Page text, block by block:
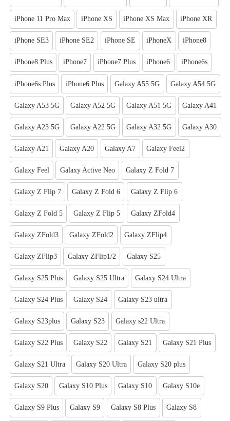
iPhone 11 Pro Max iPhone XS iPhone XS Max iPhone XR
iPhone SE3 iPhone SE2 iPhone SE iPhoneX iPhone8
iPhone8 Plus iPhone7 iPhone7 Plus iPhone6 iPhone6s
iPhone6s Plus iPhone6 Plus Galaxy A55 5G Galaxy A54 5G
Galaxy A53 5G Galaxy A52 5G Galaxy A51 5G Galaxy A41
Galaxy A23 5G Galaxy A22 5G Galaxy A32 5G Galaxy A30
Galaxy A21 Galaxy A20 Galaxy A7 Galaxy Feel2
Galaxy Feel Galaxy Active Neo Galaxy Z Fold 7
Galaxy Z Flip 7 Galaxy Z Fold 6 Galaxy Z Flip 6
Galaxy Z Fold 5 Galaxy Z Flip 5 Galaxy ZFold4
Galaxy ZFold3 Galaxy ZFold2 Galaxy ZFlip4
Galaxy ZFlip3 Galaxy ZFlip1/2 Galaxy S25
Galaxy S25 Plus Galaxy S25 Ultra Galaxy S24 Ultra
Galaxy S24 Plus Galaxy S24 Galaxy S23 ultra
Galaxy S23plus Galaxy S23 Galaxy s22 Ultra
Galaxy S22 Plus Galaxy S22 Galaxy S21 Galaxy S21 Plus
Galaxy S21 Ultra Galaxy S20 Ultra Galaxy S20 plus
Galaxy S20 Galaxy S10 Plus Galaxy S10 Galaxy S10e
Galaxy S9 Plus Galaxy S9 Galaxy S8 Plus Galaxy S8